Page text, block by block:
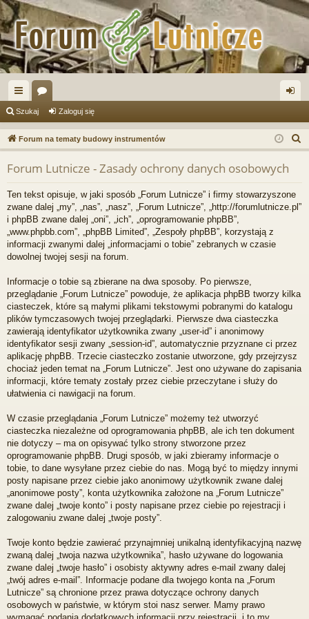
ię
ce
j
…
or
a og
uj
ę
Szukaj Zaloguj się
Forum na tematy budowy instrumentów
z
Forum Lutnicze - Zasady ochrony danych osobowych
Ten tekst opisuje, w jaki sposób „Forum Lutnicze” i firmy stowarzyszone
zwane dalej „my”, „nas”, „nasz”, „Forum Lutnicze”, „http://forumlutnicze.pl”
i phpBB zwane dalej „oni”, „ich”, „oprogramowanie phpBB”,
„www.phpbb.com”, „phpBB Limited”, „Zespoły phpBB”, korzystają z
informacji zwanymi dalej „informacjami o tobie” zebranych w czasie
dowolnej twojej sesji na forum.
Informacje o tobie są zbierane na dwa sposoby. Po pierwsze,
przeglądanie „Forum Lutnicze” powoduje, że aplikacja phpBB tworzy kilka
ciasteczek, które są małymi plikami tekstowymi pobranymi do katalogu
plików tymczasowych twojej przeglądarki. Pierwsze dwa ciasteczka
zawierają identyfikator użytkownika zwany „user-id” i anonimowy
identyfikator sesji zwany „session-id”, automatycznie przyznane ci przez
aplikację phpBB. Trzecie ciasteczko zostanie utworzone, gdy przejrzysz
chociaż jeden temat na „Forum Lutnicze”. Jest ono używane do zapisania
informacji, które tematy zostały przez ciebie przeczytane i służy do
ułatwienia ci nawigacji na forum.
W czasie przeglądania „Forum Lutnicze” możemy też utworzyć
ciasteczka niezależne od oprogramowania phpBB, ale ich ten dokument
nie dotyczy – ma on opisywać tylko strony stworzone przez
oprogramowanie phpBB. Drugi sposób, w jaki zbieramy informacje o
tobie, to dane wysyłane przez ciebie do nas. Mogą być to między innymi
posty napisane przez ciebie jako anonimowy użytkownik zwane dalej
„anonimowe posty”, konta użytkownika założone na „Forum Lutnicze”
zwane dalej „twoje konto” i posty napisane przez ciebie po rejestracji i
zalogowaniu zwane dalej „twoje posty”.
Twoje konto będzie zawierać przynajmniej unikalną identyfikacyjną nazwę
zwaną dalej „twoja nazwa użytkownika”, hasło używane do logowania
zwane dalej „twoje hasło” i osobisty aktywny adres e-mail zwany dalej
„twój adres e-mail”. Informacje podane dla twojego konta na „Forum
Lutnicze” są chronione przez prawa dotyczące ochrony danych
osobowych w państwie, w którym stoi nasz serwer. Mamy prawo